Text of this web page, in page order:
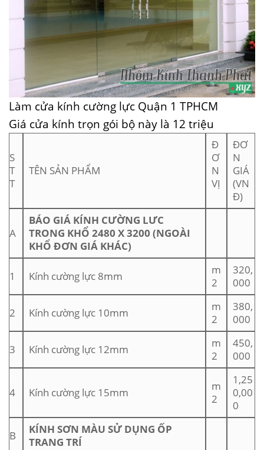
Làm cửa kính cường lực Quận 1 TPHCM
Giá cửa kính trọn gói bộ này là 12 triệu
S
T
T
TÊN SẢN PHẨM
Đ
Ơ
N
VỊ
ĐƠ
N
GIÁ
(VN
Đ)
A
BÁO GIÁ KÍNH CƯỜNG LƯC
TRONG KHỔ 2480 X 3200 (NGOÀI
KHỔ ĐƠN GIÁ KHÁC)
1 Kính cường lực 8mm
m
2
320,
000
2 Kính cường lực 10mm
m
2
380,
000
3 Kính cường lực 12mm
m
2
450,
000
4 Kính cường lực 15mm
m
2
1,25
0,00
0
B
KÍNH SƠN MÀU SỬ DỤNG ỐP
TRANG TRÍ